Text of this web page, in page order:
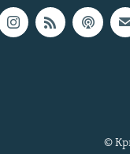
©